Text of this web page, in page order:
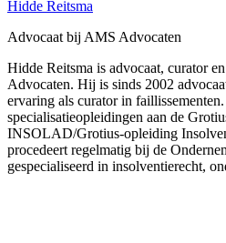
Hidde Reitsma
Advocaat bij AMS Advocaten
Hidde Reitsma is advocaat, curator
Advocaten. Hij is sinds 2002
ervaring als curator in
specialisatieopleidingen aan de
INSOLAD/Grotius-opleiding
procedeert regelmatig bij de
gespecialiseerd in insolventierecht,